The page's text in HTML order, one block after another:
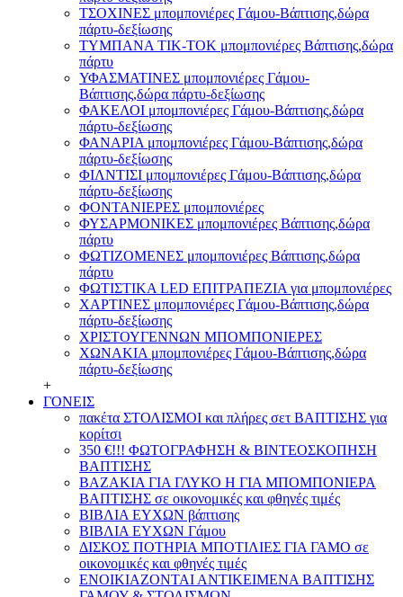
ΤΣΟΧΙΝΕΣ μπομπονιέρες Γάμου-Βάπτισης,δώρα
πάρτυ-δεξίωσης
ΤΥΜΠΑΝΑ ΤΙΚ-ΤΟΚ μπομπονιέρες Βάπτισης,δώρα
πάρτυ
ΥΦΑΣΜΑΤΙΝΕΣ μπομπονιέρες Γάμου-
Βάπτισης,δώρα πάρτυ-δεξίωσης
ΦΑΚΕΛΟΙ μπομπονιέρες Γάμου-Βάπτισης,δώρα
πάρτυ-δεξίωσης
ΦΑΝΑΡΙΑ μπομπονιέρες Γάμου-Βάπτισης,δώρα
πάρτυ-δεξίωσης
ΦΙΛΝΤΙΣΙ μπομπονιέρες Γάμου-Βάπτισης,δώρα
πάρτυ-δεξίωσης
ΦΟΝΤΑΝΙΕΡΕΣ μπομπονιέρες
ΦΥΣΑΡΜΟΝΙΚΕΣ μπομπονιέρες Βάπτισης,δώρα
πάρτυ
ΦΩΤΙΖΟΜΕΝΕΣ μπομπονιέρες Βάπτισης,δώρα
πάρτυ
ΦΩΤΙΣΤΙΚΑ LED ΕΠΙΤΡΑΠΕΖΙΑ για μπομπονιέρες
ΧΑΡΤΙΝΕΣ μπομπονιέρες Γάμου-Βάπτισης,δώρα
πάρτυ-δεξίωσης
ΧΡΙΣΤΟΥΓΕΝΝΩΝ ΜΠΟΜΠΟΝΙΕΡΕΣ
ΧΩΝΑΚΙΑ μπομπονιέρες Γάμου-Βάπτισης,δώρα
πάρτυ-δεξίωσης
+
ΓΟΝΕΙΣ
πακέτα ΣΤΟΛΙΣΜΟΙ και πλήρες σετ ΒΑΠΤΙΣΗΣ για
κορίτσι
350 €!!! ΦΩΤΟΓΡΑΦΗΣΗ & ΒΙΝΤΕΟΣΚΟΠΗΣΗ
ΒΑΠΤΙΣΗΣ
ΒΑΖΑΚΙΑ ΓΙΑ ΓΛΥΚΟ Η ΓΙΑ ΜΠΟΜΠΟΝΙΕΡΑ
ΒΑΠΤΙΣΗΣ σε οικονομικές και φθηνές τιμές
ΒΙΒΛΙΑ ΕΥΧΩΝ βάπτισης
ΒΙΒΛΙΑ ΕΥΧΩΝ Γάμου
ΔΙΣΚΟΣ ΠΟΤΗΡΙΑ ΜΠΟΤΙΛΙΕΣ ΓΙΑ ΓΑΜΟ σε
οικονομικές και φθηνές τιμές
ΕΝΟΙΚΙΑΖΟΝΤΑΙ ΑΝΤΙΚΕΙΜΕΝΑ ΒΑΠΤΙΣΗΣ